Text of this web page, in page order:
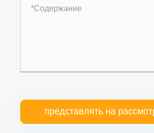
представлять на